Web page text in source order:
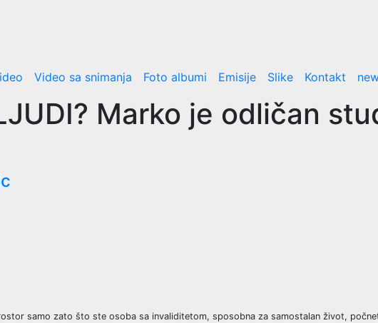
Video sa snimanja Foto albumi Emisije Slike Kontakt
Marko je odličan
samo zato što ste osoba sa invaliditetom, sposobna za samostalan život,